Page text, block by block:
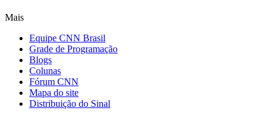
Mais
Equipe CNN Brasil
Grade de Programação
Blogs
Colunas
Fórum CNN
Mapa do site
Distribuição do Sinal